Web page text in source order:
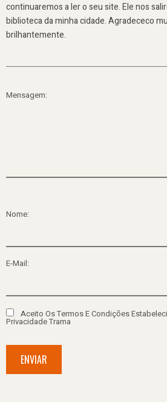
continuaremos a ler o seu site. Ele nos
biblioteca da minha cidade. Agradececo
brilhantemente.
Mensagem:
Nome:
E-Mail:
Aceito Os Termos E Condições
Privacidade Trama
ENVIAR